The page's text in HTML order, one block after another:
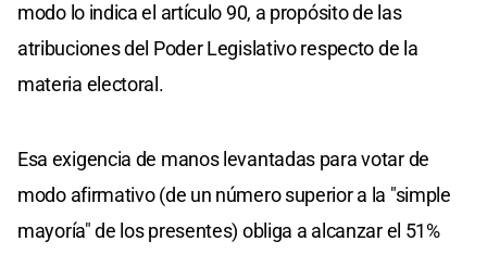
modo lo indica el artículo 90, a propósito de las
atribuciones del Poder Legislativo respecto de la
materia electoral.
Esa exigencia de manos levantadas para votar de
modo afirmativo (de un número superior a la "simple
mayoría" de los presentes) obliga a alcanzar el 51%